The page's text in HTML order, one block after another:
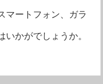
マートフォン、ガラ
かがでしょうか。